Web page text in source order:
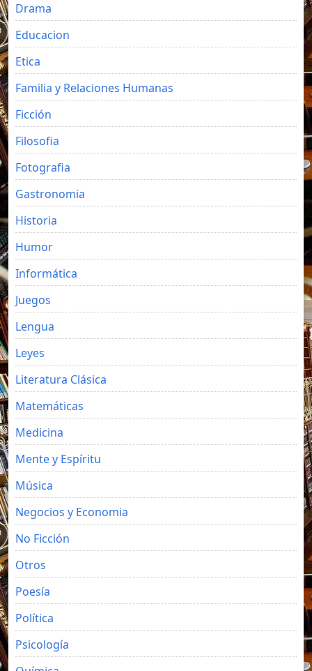
Drama
Educacion
Etica
Familia y Relaciones Humanas
Ficción
Filosofia
Fotografia
Gastronomia
Historia
Humor
Informática
Juegos
Lengua
Leyes
Literatura Clásica
Matemáticas
Medicina
Mente y Espíritu
Música
Negocios y Economia
No Ficción
Otros
Poesía
Política
Psicología